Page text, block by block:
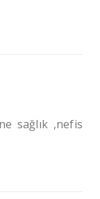
sağlık ,nefis